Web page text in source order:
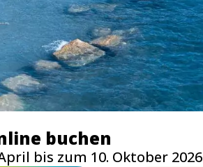
buchen
bis zum 10. Oktober